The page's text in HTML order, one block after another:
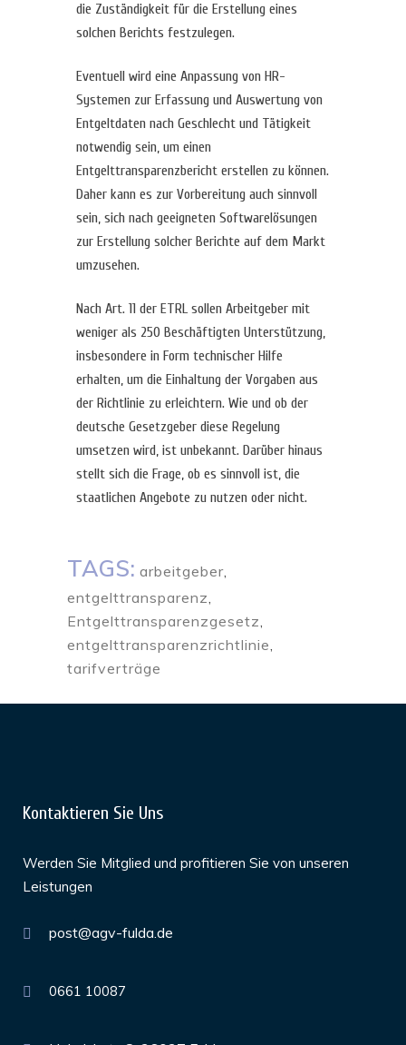
die Zuständigkeit für die Erstellung eines
solchen Berichts festzulegen.
Eventuell wird eine Anpassung von HR-
Systemen zur Erfassung und Auswertung von
Entgeltdaten nach Geschlecht und Tätigkeit
notwendig sein, um einen
Entgelttransparenzbericht erstellen zu können.
Daher kann es zur Vorbereitung auch sinnvoll
sein, sich nach geeigneten Softwarelösungen
zur Erstellung solcher Berichte auf dem Markt
umzusehen.
Nach Art. 11 der ETRL sollen Arbeitgeber mit
weniger als 250 Beschäftigten Unterstützung,
insbesondere in Form technischer Hilfe
erhalten, um die Einhaltung der Vorgaben aus
der Richtlinie zu erleichtern. Wie und ob der
deutsche Gesetzgeber diese Regelung
umsetzen wird, ist unbekannt. Darüber hinaus
stellt sich die Frage, ob es sinnvoll ist, die
staatlichen Angebote zu nutzen oder nicht.
TAGS: arbeitgeber,
entgelttransparenz,
Entgelttransparenzgesetz,
entgelttransparenzrichtlinie,
tarifverträge
Kontaktieren Sie Uns
Werden Sie Mitglied und profitieren Sie von unseren
Leistungen
post@agv-fulda.de
0661 10087